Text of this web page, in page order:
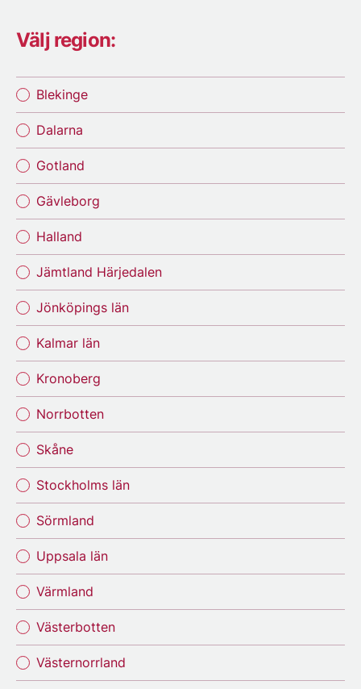
Välj region:
Blekinge
Dalarna
Gotland
Gävleborg
Halland
Jämtland Härjedalen
Jönköpings län
Kalmar län
Kronoberg
Norrbotten
Skåne
Stockholms län
Sörmland
Uppsala län
Värmland
Västerbotten
Västernorrland